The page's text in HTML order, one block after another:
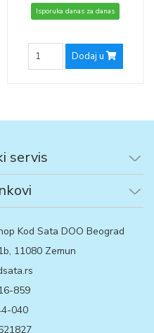
Isporuka danas za danas
Dodaj u
servis
Kod Sata DOO Beograd
11080 Zemun
859
040